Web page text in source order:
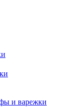
и варежки